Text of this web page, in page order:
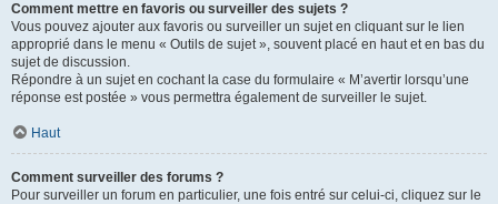
Comment mettre en favoris ou surveiller des sujets ?
Vous pouvez ajouter aux favoris ou surveiller un sujet en cliquant sur le lien
approprié dans le menu « Outils de sujet », souvent placé en haut et en bas du
sujet de discussion.
Répondre à un sujet en cochant la case du formulaire « M’avertir lorsqu’une
réponse est postée » vous permettra également de surveiller le sujet.
Haut
Comment surveiller des forums ?
Pour surveiller un forum en particulier, une fois entré sur celui-ci, cliquez sur le